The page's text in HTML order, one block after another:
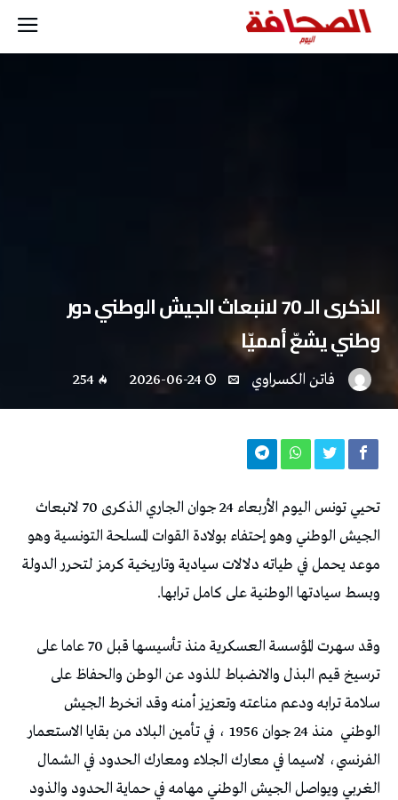
الذكرى الـ 70 لانبعاث الجيش الوطني دور
وطني يشعّ أمميّا
فاتن ‬الكسراوي 2026-06-24
254
تحيي تونس اليوم الأربعاء 24 جوان الجاري الذكرى 70 لانبعاث
الجيش الوطني وهو إحتفاء بولادة القوات المسلحة التونسية وهو
موعد يحمل في طياته دلالات سيادية وتاريخية كرمز لتحرر الدولة
وبسط سيادتها الوطنية على كامل ترابها.
وقد سهرت المؤسسة العسكرية منذ تأسيسها قبل 70 عاما على
ترسيخ قيم البذل والانضباط للذود عن الوطن والحفاظ على
سلامة ترابه ودعم مناعته وتعزيز أمنه وقد انخرط الجيش
الوطني
منذ 24 جوان 1956 ، في تأمين البلاد من بقايا الاستعمار
الفرنسي، لاسيما في معارك الجلاء ومعارك الحدود في الشمال
الغربي ويواصل الجيش الوطني مهامه في حماية الحدود والذود